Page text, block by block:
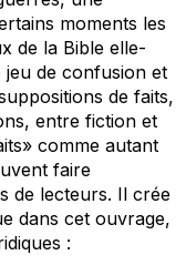
moments les
de la Bible elle-
jeu de confusion et
de faits,
entre fiction et
comme autant
faire
de lecteurs. Il crée
dans cet ouvrage,
: